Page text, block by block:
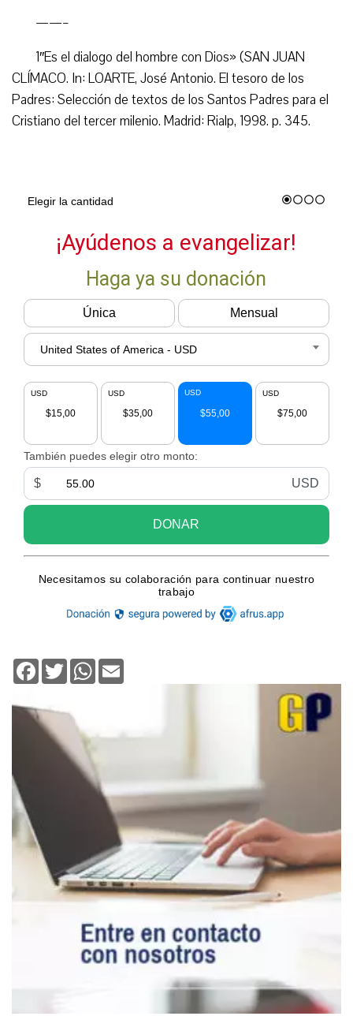
——–
1″Es el dialogo del hombre con Dios» (SAN JUAN
CLÍMACO. In: LOARTE, José Antonio. El tesoro de los
Padres: Selección de textos de los Santos Padres para el
Cristiano del tercer milenio. Madrid: Rialp, 1998. p. 345.
Facebook
TwitterWhatsApp